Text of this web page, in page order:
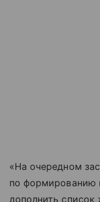
«На очередном
по формированию
дополнить